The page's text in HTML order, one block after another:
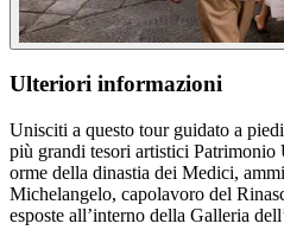
Ulteriori informazioni
Unisciti a questo tour guidato a
più grandi tesori artistici
orme della dinastia dei Medici,
Michelangelo, capolavoro del
esposte all’interno della Galleria